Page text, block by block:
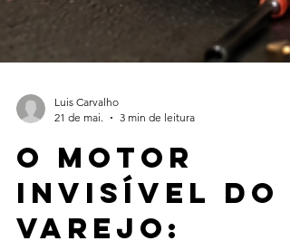
21 de mai.
3 min de leitura
O motor
invisível do